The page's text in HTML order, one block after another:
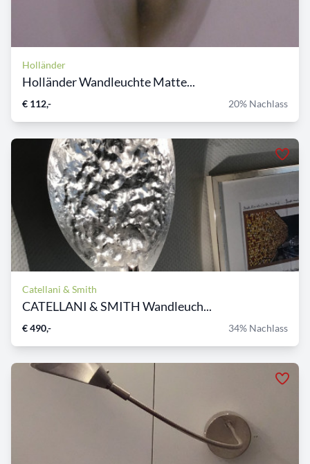
Holländer
Holländer Wandleuchte Matte...
€ 112,- 20% Nachlass
Catellani & Smith
CATELLANI & SMITH Wandleuch...
€ 490,- 34% Nachlass